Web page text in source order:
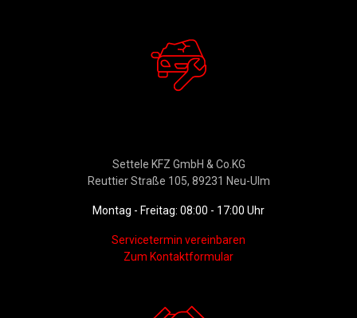
Settele KFZ GmbH & Co.KG
Reuttier Straße 105, 89231 Neu-Ulm
Montag - Freitag: 08:00 - 17:00 Uhr
Servicetermin vereinbaren
Zum Kontaktformular